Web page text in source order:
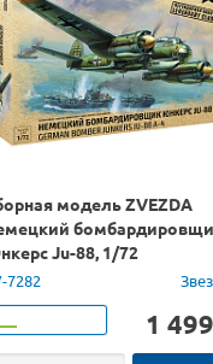
модель ZVEZDA
Ju-88, 1/72
7282
1 499